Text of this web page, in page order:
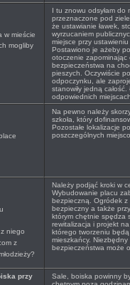
w mieście
mogliby
I tu znowu odsyłam do
przeznaczone pod
że ustawianie ławek,
wyrzucaniem
miejsce przy
Postawiono je ażeby
otoczenie zapominając
bezpieczeństwa na
pieszych. Oczywiście
odpoczynku, ale
stanowiły jedną
odpowiednich
Na pewno należy
szkoła, który
Pozostałe lokalizacje
poszczególnych
niego
z
Należy podjąć kroki w
Wybudowanie placu
bezpieczną. Ogródek z
bezpieczny a także
którym chętnie spędza
rewitalizacja i projekt
którego tworzeniu
mieszkańcy.
bezpieczeństwa może
przy
Sale, boiska powinny